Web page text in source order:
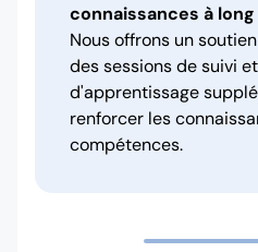
connaissances à
Nous offrons un
des sessions de suivi
d'apprentissage
renforcer les
compétences.